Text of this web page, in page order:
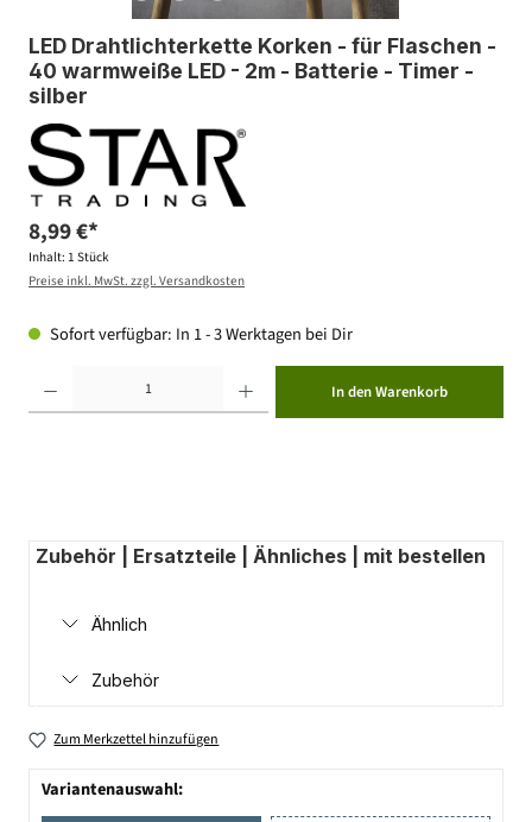
LED Drahtlichterkette Korken - für Flaschen -
40 warmweiße LED - 2m - Batterie - Timer -
silber
8,99 €*
Inhalt: 1 Stück
Preise inkl. MwSt. zzgl. Versandkosten
Sofort verfügbar: In 1 - 3 Werktagen bei Dir
In den Warenkorb
Zubehör | Ersatzteile | Ähnliches | mit bestellen
Ähnlich
Zubehör
Zum Merkzettel hinzufügen
Variantenauswahl: